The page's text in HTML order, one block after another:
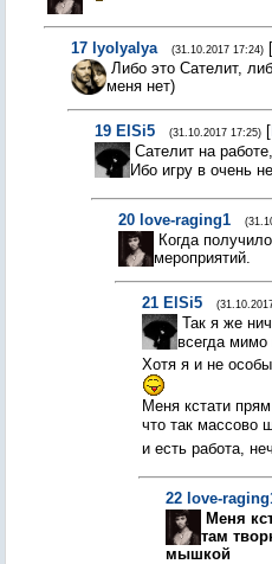
17 lyolyalya (31.10.2017 17:24) [
Либо это Сателит,
меня нет)
19 ElSi5 (31.10.2017 17:25) [
Сателит на
Ибо игру в очень
20 love-raging1
Когда
мероприятий.
21 ElSi5
Так я же
всегда мимо
Хотя я и не
Меня кстати
что так массово
и есть работа,
22 love-
Меня
там
мышкой